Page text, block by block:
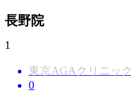
長野院
1
東京AGAクリニック
0